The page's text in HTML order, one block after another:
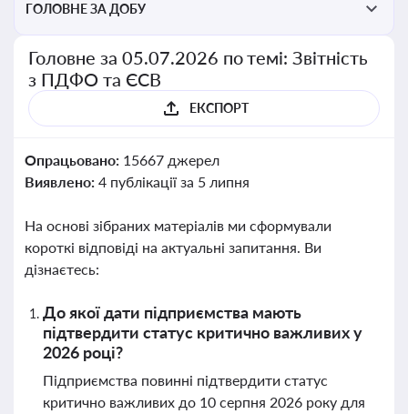
ГОЛОВНЕ ЗА ДОБУ
Головне за 05.07.2026 по темі: Звітність
з ПДФО та ЄСВ
ЕКСПОРТ
Опрацьовано: 15667 джерел
Виявлено: 4 публікації за 5 липня
На основі зібраних матеріалів ми сформували
короткі відповіді на актуальні запитання. Ви
дізнаєтесь:
До якої дати підприємства мають
підтвердити статус критично важливих у
2026 році?
Підприємства повинні підтвердити статус
критично важливих до 10 серпня 2026 року для